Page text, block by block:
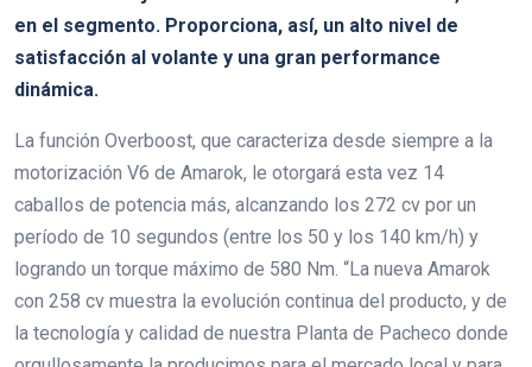
en el segmento. Proporciona, así, un alto nivel de
satisfacción al volante y una gran performance
dinámica.
La función Overboost, que caracteriza desde siempre a la
motorización V6 de Amarok, le otorgará esta vez 14
caballos de potencia más, alcanzando los 272 cv por un
período de 10 segundos (entre los 50 y los 140 km/h) y
logrando un torque máximo de 580 Nm. “La nueva Amarok
con 258 cv muestra la evolución continua del producto, y de
la tecnología y calidad de nuestra Planta de Pacheco donde